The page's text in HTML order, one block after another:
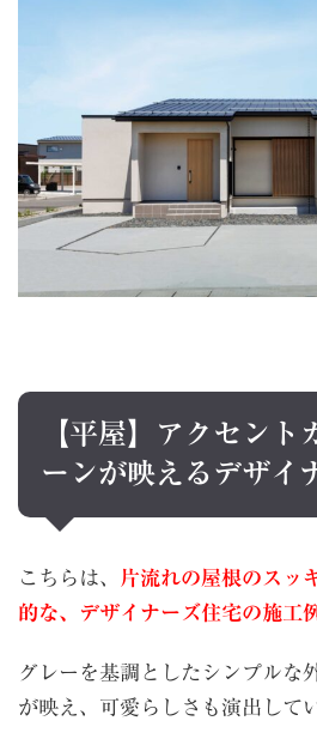
【平屋】アクセント
ーンが映えるデザイ
こちらは、
片流れの屋根のスッ
的な、デザイナーズ住宅の施工
グレーを基調としたシンプルな
が映え、可愛らしさも演出して